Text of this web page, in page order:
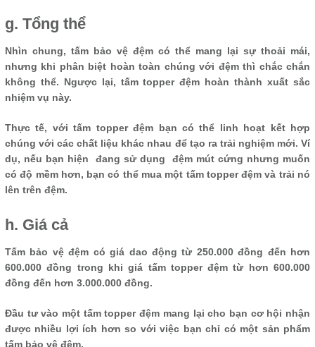
g. Tổng thể
Nhìn chung, tấm bảo vệ đệm có thể mang lại sự thoải mái,
nhưng khi phân biệt hoàn toàn chúng với đệm thì chắc chắn
không thể. Ngược lại, tấm topper đệm hoàn thành xuất sắc
nhiệm vụ này.
Thực tế, với tấm topper đệm bạn có thể linh hoạt kết hợp
chúng với các chất liệu khác nhau để tạo ra trải nghiệm mới. Ví
dụ, nếu bạn hiện đang sử dụng đệm mút cứng nhưng muốn
có độ mềm hơn, bạn có thể mua một tấm topper đệm và trải nó
lên trên đệm.
h. Giá cả
Tấm bảo vệ đệm có giá dao động từ 250.000 đồng đến hơn
600.000 đồng trong khi giá tấm topper đệm từ hơn 600.000
đồng đến hơn 3.000.000 đồng.
Đầu tư vào một tấm topper đệm mang lại cho bạn cơ hội nhận
được nhiều lợi ích hơn so với việc bạn chỉ có một sản phẩm
tấm bảo vệ đệm.